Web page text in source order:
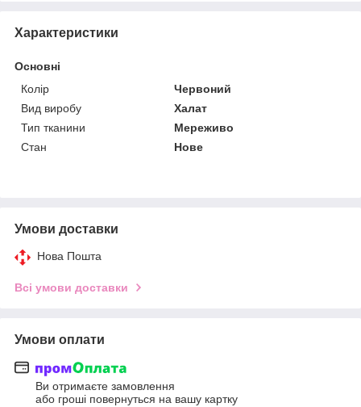
Характеристики
Основні
Колір
Червоний
Вид виробу
Халат
Тип тканини
Мереживо
Стан
Нове
Умови доставки
Нова Пошта
Всі умови доставки
Умови оплати
Ви отримаєте замовлення
або гроші повернуться на вашу картку